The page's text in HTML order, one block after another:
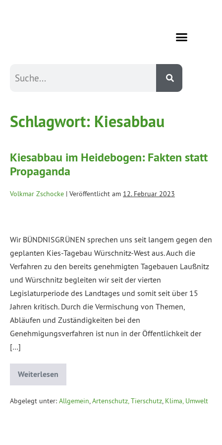
Schlagwort: Kiesabbau
Kiesabbau im Heidebogen: Fakten statt
Propaganda
Volkmar Zschocke | Veröffentlicht am 12. Februar 2023
Wir BÜNDNISGRÜNEN sprechen uns seit langem gegen den
geplanten Kies-Tagebau Würschnitz-West aus. Auch die
Verfahren zu den bereits genehmigten Tagebauen Laußnitz
und Würschnitz begleiten wir seit der vierten
Legislaturperiode des Landtages und somit seit über 15
Jahren kritisch. Durch die Vermischung von Themen,
Abläufen und Zuständigkeiten bei den
Genehmigungsverfahren ist nun in der Öffentlichkeit der
[…]
Weiterlesen
Abgelegt unter: Allgemein Artenschutz, Tierschutz Klima, Umwelt